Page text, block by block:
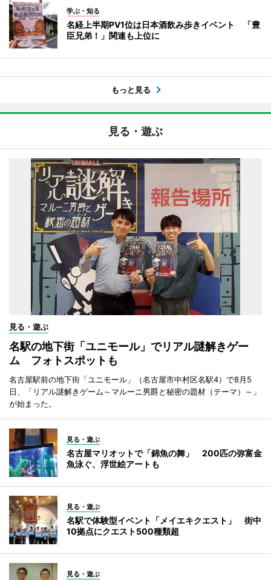
学ぶ・知る
名経上半期PV1位は日本酒飲み歩きイベント 「豊
臣兄弟！」関連も上位に
もっと見る
見る・遊ぶ
見る・遊ぶ
名駅の地下街「ユニモール」でリアル謎解きゲー
ム フォトスポットも
名古屋駅前の地下街「ユニモール」（名古屋市中村区名駅4）で8月5
日、「リアル謎解きゲーム～マルーニ男爵と秘密の題材（テーマ）～」
が始まった。
見る・遊ぶ
名古屋マリオットで「錦魚の舞」 200匹の弥富金
魚泳ぐ、浮世絵アートも
見る・遊ぶ
名駅で体験型イベント「メイエキクエスト」 街中
10拠点にクエスト500種類超
見る・遊ぶ